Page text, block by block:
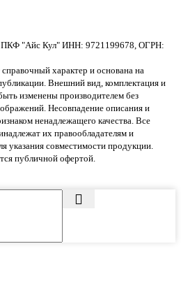
"Айс Кул" ИНН: 9721199678, ОГРН:
характер и основана на
Внешний вид, комплектация и
изменены производителем без
Несовпадение описания и
ненадлежащего качества. Все
их правообладателям и
указания совместимости продукции.
публичной офертой.